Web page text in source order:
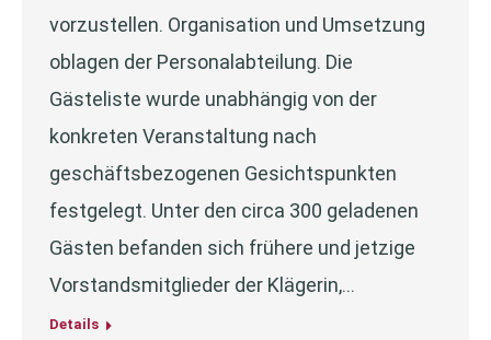
vorzustellen. Organisation und Umsetzung
oblagen der Personalabteilung. Die
Gästeliste wurde unabhängig von der
konkreten Veranstaltung nach
geschäftsbezogenen Gesichtspunkten
festgelegt. Unter den circa 300 geladenen
Gästen befanden sich frühere und jetzige
Vorstandsmitglieder der Klägerin,…
Details